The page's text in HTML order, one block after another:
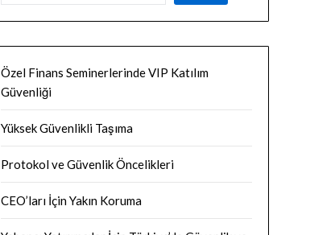
Özel Finans Seminerlerinde VIP Katılım
Güvenliği
Yüksek Güvenlikli Taşıma
Protokol ve Güvenlik Öncelikleri
CEO’ları İçin Yakın Koruma